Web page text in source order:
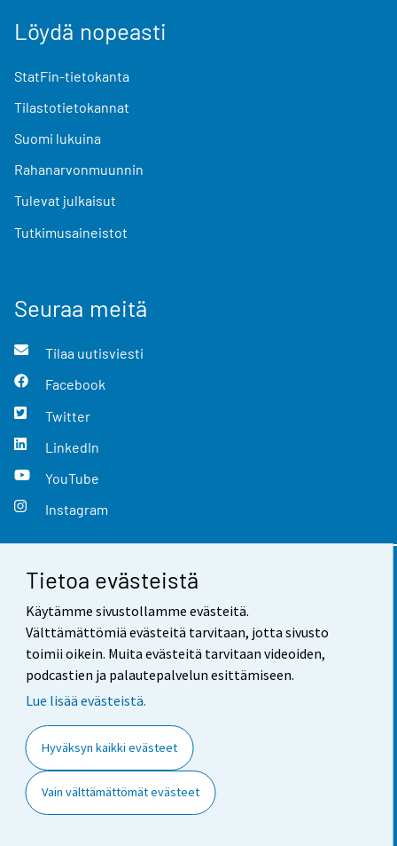
Tietoa evästeistä
Käytämme sivustollamme evästeitä.
Välttämättömiä evästeitä tarvitaan, jotta sivusto
toimii oikein. Muita evästeitä tarvitaan videoiden,
podcastien ja palautepalvelun esittämiseen.
Lue lisää evästeistä.
Hyväksyn kaikki evästeet
Vain välttämättömät evästeet
Löydä nopeasti
StatFin-tietokanta
Tilastotietokannat
Suomi lukuina
Rahanarvonmuunnin
Tulevat julkaisut
Tutkimusaineistot
Seuraa meitä
Tilaa uutisviesti
Facebook
Twitter
LinkedIn
YouTube
Instagram
Yhteystiedot
Palaute
Käyttöehdot
Saavutettavuus
Tietoa sivustosta
Evästeasetukset